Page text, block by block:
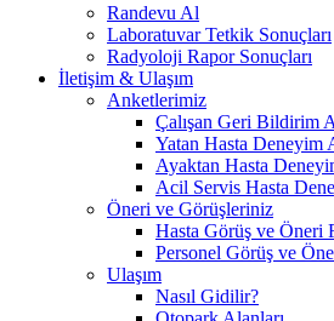
Randevu Al
Laboratuvar Tetkik Sonuçları
Radyoloji Rapor Sonuçları
İletişim & Ulaşım
Anketlerimiz
Çalışan Geri Bildirim
Yatan Hasta Deneyim
Ayaktan Hasta
Acil Servis Hasta
Öneri ve Görüşleriniz
Hasta Görüş ve Öneri
Personel Görüş ve
Ulaşım
Nasıl Gidilir?